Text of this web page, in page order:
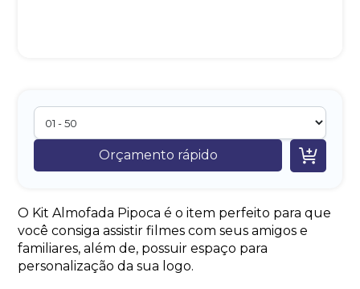
Orçamento rápido 
O Kit Almofada Pipoca é o item perfeito para que
você consiga assistir filmes com seus amigos e
familiares, além de, possuir espaço para
personalização da sua logo.